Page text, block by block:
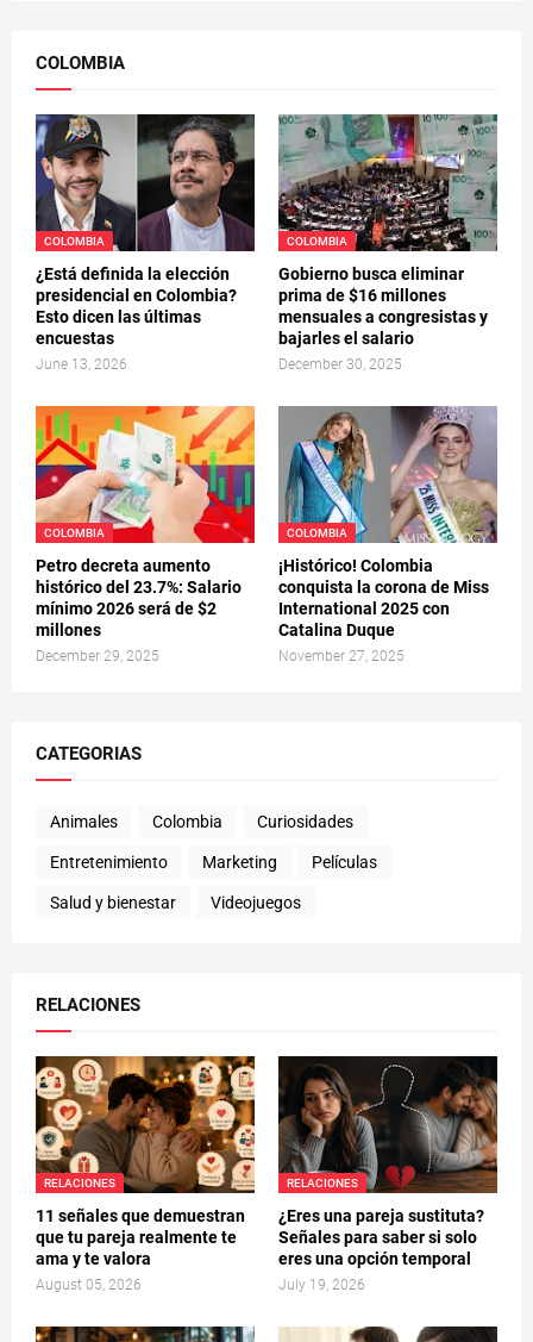
COLOMBIA
COLOMBIA
¿Está definida la elección
presidencial en Colombia?
Esto dicen las últimas
encuestas
June 13, 2026
COLOMBIA
Gobierno busca eliminar
prima de $16 millones
mensuales a congresistas y
bajarles el salario
December 30, 2025
COLOMBIA
Petro decreta aumento
histórico del 23.7%: Salario
mínimo 2026 será de $2
millones
December 29, 2025
COLOMBIA
¡Histórico! Colombia
conquista la corona de Miss
International 2025 con
Catalina Duque
November 27, 2025
CATEGORIAS
Animales Colombia Curiosidades
Entretenimiento Marketing Películas
Salud y bienestar Videojuegos
RELACIONES
RELACIONES
11 señales que demuestran
que tu pareja realmente te
ama y te valora
August 05, 2026
RELACIONES
¿Eres una pareja sustituta?
Señales para saber si solo
eres una opción temporal
July 19, 2026